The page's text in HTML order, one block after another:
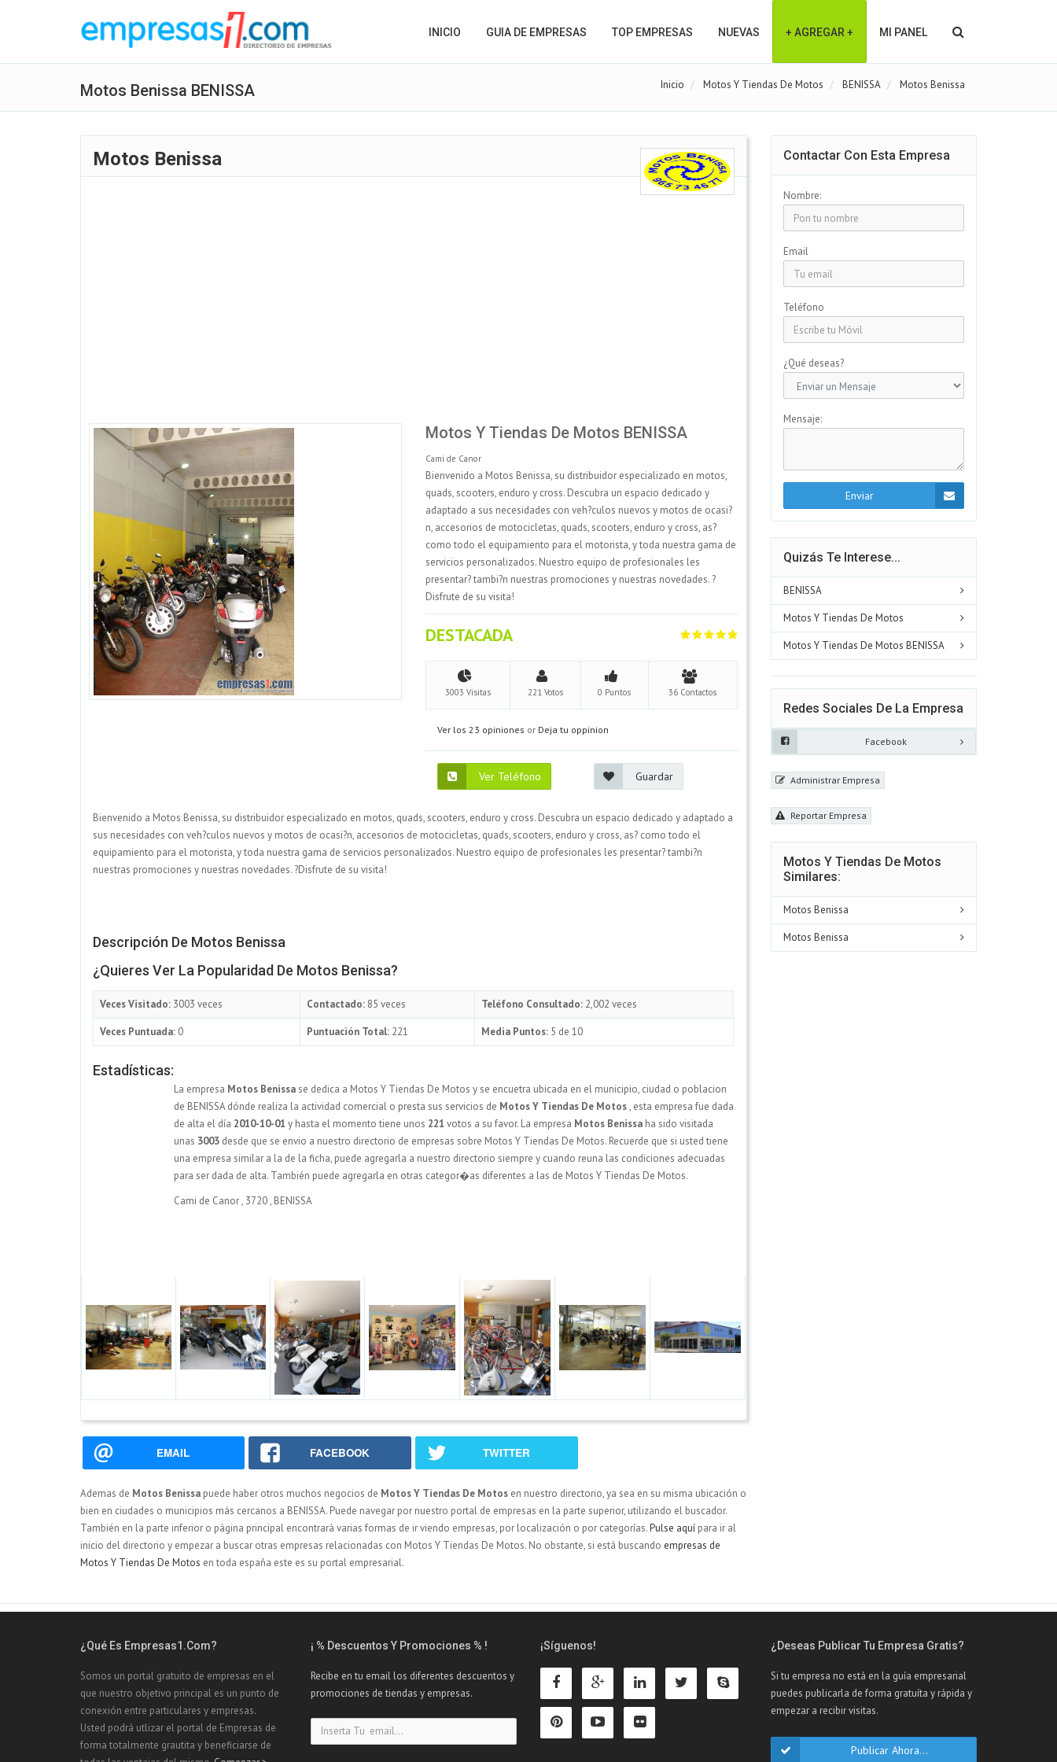
INICIO GUIA DE EMPRESAS TOP EMPRESAS NUEVAS + AGREGAR + MI PANEL
Motos Benissa BENISSA Inicio Motos Y Tiendas De Motos BENISSA Motos Benissa
Motos Benissa
Motos Y Tiendas De Motos BENISSA
Cami de Canor
Bienvenido a Motos Benissa, su distribuidor especializado en motos,
quads, scooters, enduro y cross. Descubra un espacio dedicado y
adaptado a sus necesidades con veh?culos nuevos y motos de ocasi?
n, accesorios de motocicletas, quads, scooters, enduro y cross, as?
como todo el equipamiento para el motorista, y toda nuestra gama de
servicios personalizados. Nuestro equipo de profesionales les
presentar? tambi?n nuestras promociones y nuestras novedades. ?
Disfrute de su visita!
DESTACADA
3003 Visitas 221 Votos 0 Puntos 36 Contactos
Ver los 23 opiniones or Deja tu oppinion
Ver Teléfono Guardar
Bienvenido a Motos Benissa, su distribuidor especializado en motos, quads, scooters, enduro y cross. Descubra un espacio dedicado y adaptado a
sus necesidades con veh?culos nuevos y motos de ocasi?n, accesorios de motocicletas, quads, scooters, enduro y cross, as? como todo el
equipamiento para el motorista, y toda nuestra gama de servicios personalizados. Nuestro equipo de profesionales les presentar? tambi?n
nuestras promociones y nuestras novedades. ?Disfrute de su visita!
Descripción De Motos Benissa
¿Quieres Ver La Popularidad De Motos Benissa?
Veces Visitado: 3003 veces Contactado: 85 veces Teléfono Consultado: 2,002 veces
Veces Puntuada: 0 Puntuación Total: 221 Media Puntos: 5 de 10
Estadísticas:
La empresa Motos Benissase dedica a Motos Y Tiendas De Motos y se encuetra ubicada en el municipio, ciudad o poblacion
de BENISSA dónde realiza la actividad comercial o presta sus servicios de Motos Y Tiendas De Motos, esta empresa fue dada
de alta el día 2010-10-01 y hasta el momento tiene unos 221 votos a su favor. La empresa Motos Benissa ha sido visitada
unas 3003 desde que se envio a nuestro directorio de empresas sobre Motos Y Tiendas De Motos. Recuerde que si usted tiene
una empresa similar a la de la ficha, puede agregarla a nuestro directorio siempre y cuando reuna las condiciones adecuadas
para ser dada de alta. También puede agregarla en otras categor�as diferentes a las de Motos Y Tiendas De Motos.
Cami de Canor, 3720, BENISSA
EMAIL FACEBOOK TWITTER
Ademas de Motos Benissa puede haber otros muchos negocios de Motos Y Tiendas De Motos en nuestro directorio, ya sea en su misma ubicación o
bien en ciudades o municipios más cercanos a BENISSA. Puede navegar por nuestro portal de empresas en la parte superior, utilizando el buscador.
También en la parte inferior o página principal encontrará varias formas de ir viendo empresas, por localización o por categorías.Pulse aquí para ir al
inicio del directorio y empezar a buscar otras empresas relacionadas con Motos Y Tiendas De Motos. No obstante, si está buscando empresas de
Motos Y Tiendas De Motos en toda españa este es su portal empresarial.
Contactar Con Esta Empresa
Nombre:
Email
Teléfono
¿Qué deseas?
Mensaje:
Enviar
Quizás Te Interese...
BENISSA
Motos Y Tiendas De Motos
Motos Y Tiendas De Motos BENISSA
Redes Sociales De La Empresa
Facebook
Administrar Empresa
Reportar Empresa
Motos Y Tiendas De Motos
Similares:
Motos Benissa
Motos Benissa
¿Qué Es Empresas1.com?
Somos un portal gratuito de empresas en el
que nuestro objetivo principal es un punto de
conexión entre particulares y empresas.
Usted podrá utlizar el portal de Empresas de
forma totalmente grautita y beneficiarse de
¡ % Descuentos Y Promociones % !
Recibe en tu email los diferentes descuentos y
promociones de tiendas y empresas.
¡Síguenos! ¿Deseas Publicar Tu Empresa Gratis?
Si tu empresa no está en la guía empresarial
puedes publicarla de forma gratuíta y rápida y
empezar a recibir visitas.
Publicar Ahora...